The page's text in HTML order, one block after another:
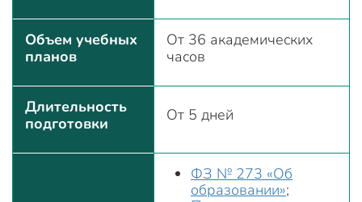
Объем учебных
планов
От 36 академических
часов
Длительность
подготовки
От 5 дней
ФЗ № 273 «Об
образовании»;